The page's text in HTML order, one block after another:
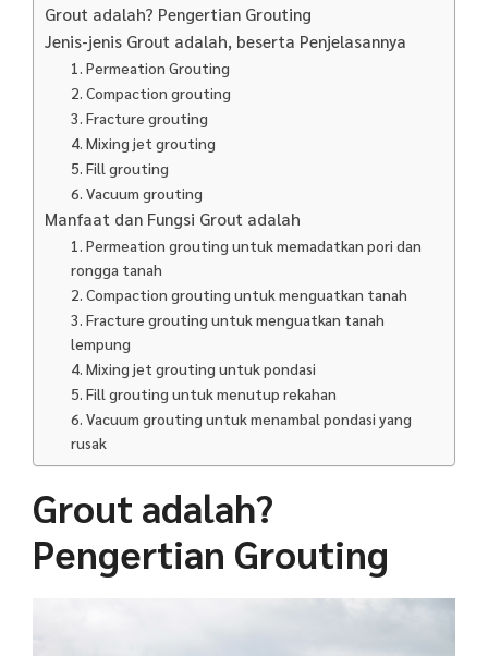
Grout adalah? Pengertian Grouting
Jenis-jenis Grout adalah, beserta Penjelasannya
1. Permeation Grouting
2. Compaction grouting
3. Fracture grouting
4. Mixing jet grouting
5. Fill grouting
6. Vacuum grouting
Manfaat dan Fungsi Grout adalah
1. Permeation grouting untuk memadatkan pori dan
rongga tanah
2. Compaction grouting untuk menguatkan tanah
3. Fracture grouting untuk menguatkan tanah
lempung
4. Mixing jet grouting untuk pondasi
5. Fill grouting untuk menutup rekahan
6. Vacuum grouting untuk menambal pondasi yang
rusak
Grout adalah?
Pengertian Grouting